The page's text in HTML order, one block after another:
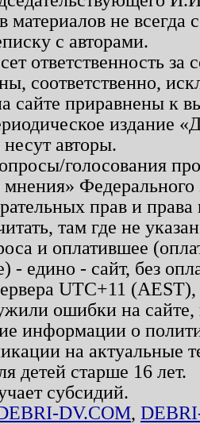
материалов не
с авторами.
ответственность
соответственно,
сайте приравнены к
издание
авторы.
голосования
мнения»
прав и
там где не
и оплатившее
- едино - сайт, без
UTC+11
ошибки на
информации о
на актуальные
детей старше 16 лет.
субсидий.
DV.COM,